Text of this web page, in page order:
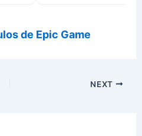
de Epic Game
NEXT